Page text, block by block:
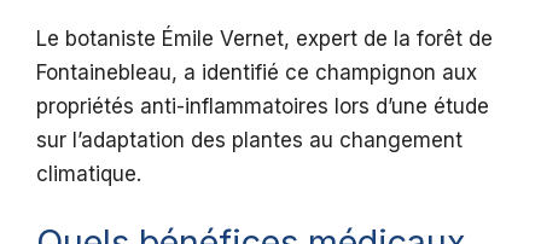
Le botaniste Émile Vernet, expert de la forêt de
Fontainebleau, a identifié ce champignon aux
propriétés anti-inflammatoires lors d’une étude
sur l’adaptation des plantes au changement
climatique.